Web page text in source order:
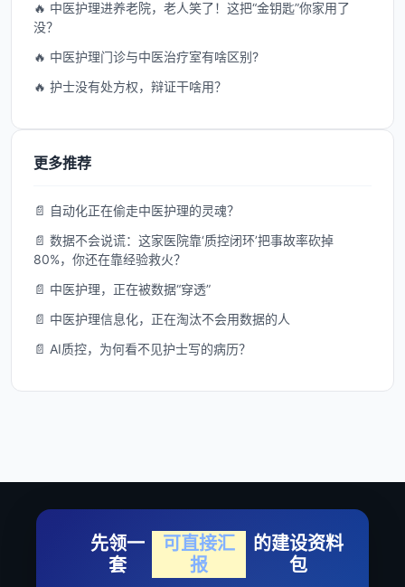
🔥 中医护理进养老院，老人笑了！这把“金钥匙”你家用了
没？
🔥 中医护理门诊与中医治疗室有啥区别?
🔥 护士没有处方权，辩证干啥用？
更多推荐
📄 自动化正在偷走中医护理的灵魂？
📄 数据不会说谎：这家医院靠‘质控闭环’把事故率砍掉
80%，你还在靠经验救火？
📄 中医护理，正在被数据“穿透”
📄 中医护理信息化，正在淘汰不会用数据的人
📄 AI质控，为何看不见护士写的病历？
先领一
套
可直接汇
报
的建设资料
包